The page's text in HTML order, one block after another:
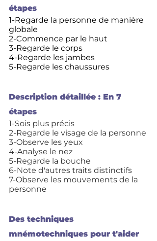
étapes
1-Regarde la personne de manière
globale
2-Commence par le haut
3-Regarde le corps
4-Regarde les jambes
5-Regarde les chaussures
Description détaillée : En 7
étapes
1-Sois plus précis
2-Regarde le visage de la personne
3-Observe les yeux
4-Analyse le nez
5-Regarde la bouche
6-Note d'autres traits distinctifs
7-Observe les mouvements de la
personne
Des techniques
mnémotechniques pour t'aider